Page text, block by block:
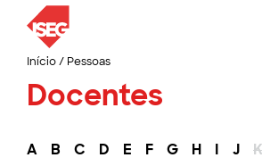
Início/ Pessoas
Docentes
A B C D E F G H I J K